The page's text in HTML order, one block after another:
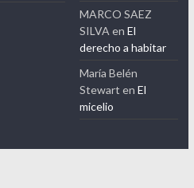
MARCO SAEZ
SILVA enEl
derecho a habitar
María Belén
Stewart enEl
micelio